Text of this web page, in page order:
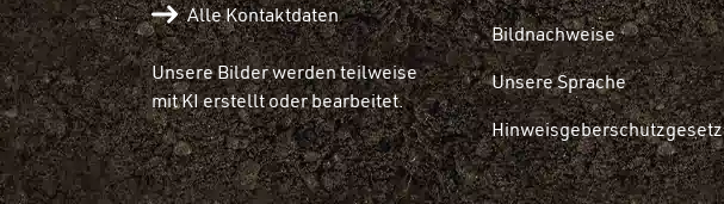
Alle Kontaktdaten
Unsere Bilder werden teilweise
mit KI erstellt oder bearbeitet.
Bildnachweise
Unsere Sprache
Hinweisgeberschutzgesetz